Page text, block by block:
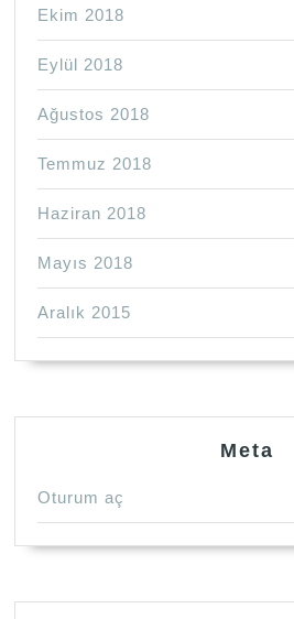
Ekim 2018
Eylül 2018
Ağustos 2018
Temmuz 2018
Haziran 2018
Mayıs 2018
Aralık 2015
Meta
Oturum aç